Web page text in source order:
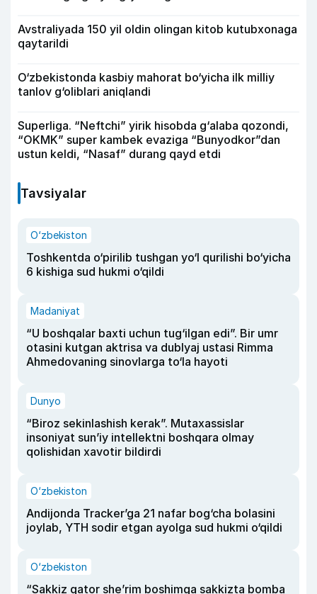
Avstraliyada 150 yil oldin olingan kitob kutubxonaga
qaytarildi
O‘zbekistonda kasbiy mahorat bo‘yicha ilk milliy
tanlov g‘oliblari aniqlandi
Superliga. “Neftchi” yirik hisobda g‘alaba qozondi,
“OKMK” super kambek evaziga “Bunyodkor”dan
ustun keldi, “Nasaf” durang qayd etdi
Tavsiyalar
O‘zbekiston
Toshkentda o‘pirilib tushgan yo‘l qurilishi bo‘yicha
6 kishiga sud hukmi o‘qildi
Madaniyat
“U boshqalar baxti uchun tug‘ilgan edi”. Bir umr
otasini kutgan aktrisa va dublyaj ustasi Rimma
Ahmedovaning sinovlarga to‘la hayoti
Dunyo
“Biroz sekinlashish kerak”. Mutaxassislar
insoniyat sun’iy intellektni boshqara olmay
qolishidan xavotir bildirdi
O‘zbekiston
Andijonda Tracker’ga 21 nafar bog‘cha bolasini
joylab, YTH sodir etgan ayolga sud hukmi o‘qildi
O‘zbekiston
“Sakkiz qator she’rim boshimga sakkizta bomba